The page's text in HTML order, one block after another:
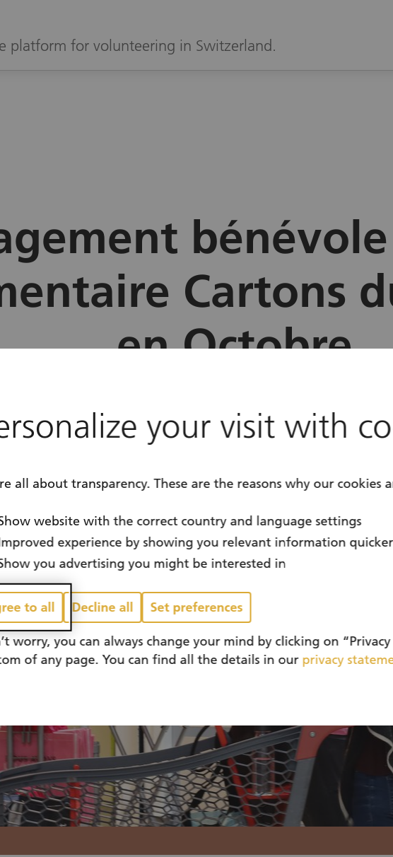
platform for volunteering in Switzerland.
Cartons
en Octobre
calendar
Seasonal
your visit with
all about transparency. These are the reasons why our cookies
website with the correct country and language settings
experience by showing you relevant information quicker
you advertising you might be interested in
to all Decline all Set preferences
worry, you can always change your mind by clicking on
of any page. You can find all the details in our privacy